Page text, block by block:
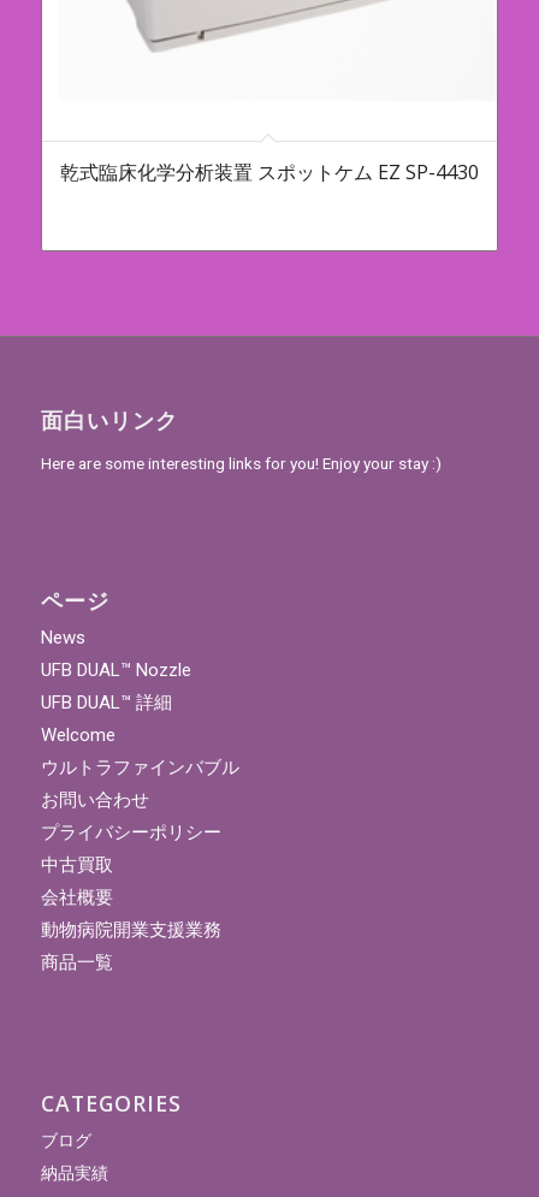
乾式臨床化学分析装置 スポットケム EZ SP-4430
面白いリンク
Here are some interesting links for you! Enjoy your stay :)
ページ
News
UFB DUAL™ Nozzle
UFB DUAL™ 詳細
Welcome
ウルトラファインバブル
お問い合わせ
プライバシーポリシー
中古買取
会社概要
動物病院開業支援業務
商品一覧
CATEGORIES
ブログ
納品実績